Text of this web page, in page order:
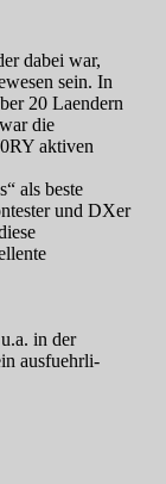
dabei war,
sein. In
20 Laendern
die
aktiven
als beste
und DXer
in der
ausfuehrli-